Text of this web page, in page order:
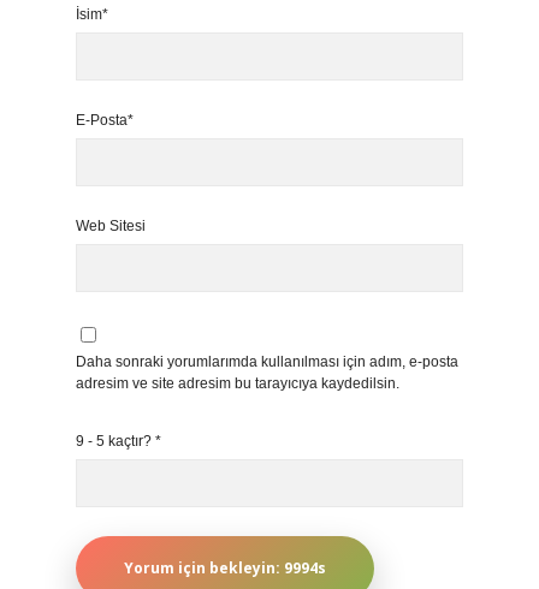
İsim*
E-Posta*
Web Sitesi
Daha sonraki yorumlarımda kullanılması için adım, e-posta
adresim ve site adresim bu tarayıcıya kaydedilsin.
9 - 5 kaçtır? *